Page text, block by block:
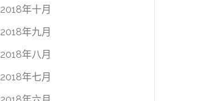
2018年十月
2018年九月
2018年八月
2018年七月